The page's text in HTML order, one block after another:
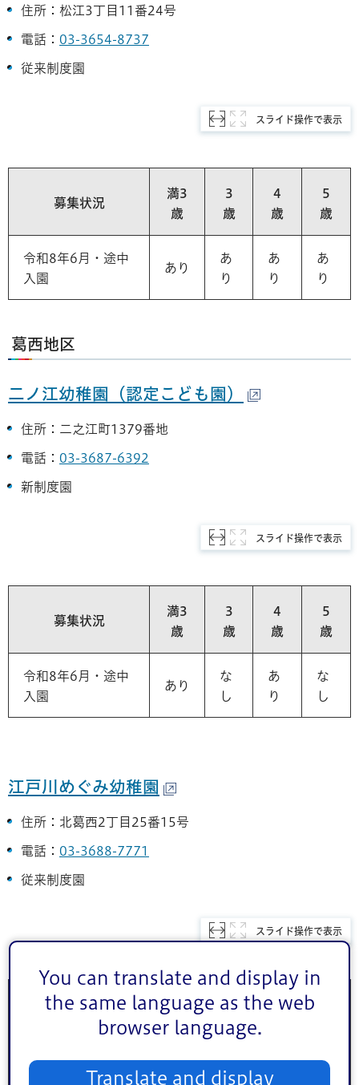
You can translate and display in
the same language as the web
browser language.
Translate and display
住所：松江3丁目11番24号
電話： 03-3654-8737
従来制度園
スライド操作で表示
募集状況
満3
歳
3
歳
4
歳
5
歳
令和8年6月・途中
入園
あり
あ
り
あ
り
あ
り
葛西地区
二ノ江幼稚園（認定こども園）
住所：二之江町1379番地
電話： 03-3687-6392
新制度園
スライド操作で表示
募集状況
満3
歳
3
歳
4
歳
5
歳
令和8年6月・途中
入園
あり
な
し
あ
り
な
し
江戸川めぐみ幼稚園
住所：北葛西2丁目25番15号
電話： 03-3688-7771
従来制度園
スライド操作で表示
満3
歳
3
歳
4
令和8年6月・途中
あり
あ